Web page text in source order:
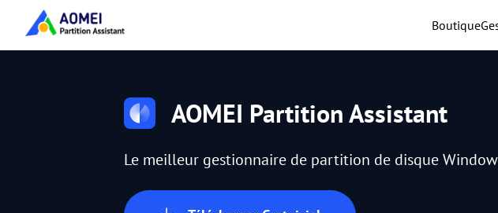
Boutique
AOMEI Partition Assistant
Le meilleur gestionnaire de partition de disque